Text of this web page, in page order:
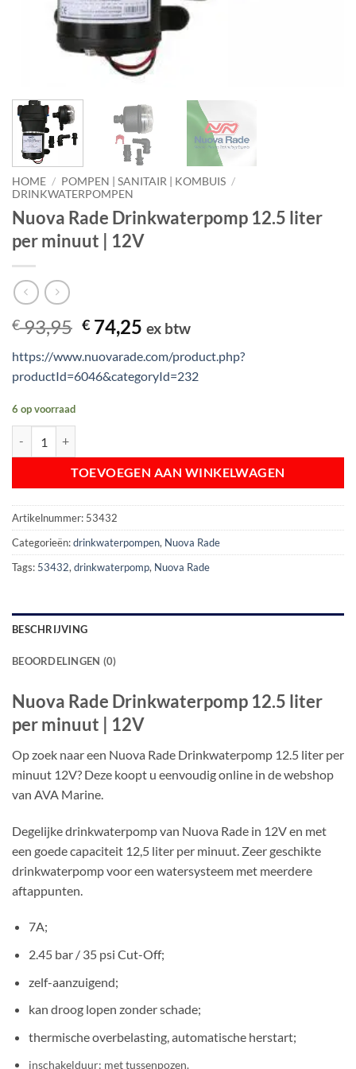
HOME / POMPEN | SANITAIR | KOMBUIS /
DRINKWATERPOMPEN
Nuova Rade Drinkwaterpomp 12.5 liter
per minuut | 12V
€93,95 Oorspronkelijke
prijs
was:
€ 93,95.
€ 74,25 Huidige
is:
€ 74,25.
ex btw
https://www.nuovarade.com/product.php?
productId=6046&categoryId=232
6 op voorraad
TOEVOEGEN AAN WINKELWAGEN
Artikelnummer: 53432
Categorieën:drinkwaterpompen, Nuova Rade
Tags: 53432, drinkwaterpomp, Nuova Rade
BESCHRIJVING
BEOORDELINGEN (0)
Nuova Rade Drinkwaterpomp 12.5 liter
per minuut | 12V
Op zoek naar een Nuova Rade Drinkwaterpomp 12.5 liter per
minuut 12V? Deze koopt u eenvoudig online in de webshop
van AVA Marine.
Degelijke drinkwaterpomp van Nuova Rade in 12V en met
een goede capaciteit 12,5 liter per minuut. Zeer geschikte
drinkwaterpomp voor een watersysteem met meerdere
aftappunten.
7A;
2.45 bar / 35 psi Cut-Off;
zelf-aanzuigend;
kan droog lopen zonder schade;
thermische overbelasting, automatische herstart;
inschakelduur: met tussenpozen.